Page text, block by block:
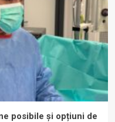
posibile și opțiuni de